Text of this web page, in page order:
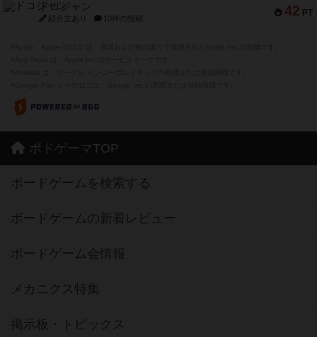
42 PT
ドコジャン
紹介文あり 10件の投稿
ボドゲーマTOP
ボードゲームを検索する
ボードゲームの新着レビュー
ボードゲーム会情報
メカニクス特集
掲示板・トピックス